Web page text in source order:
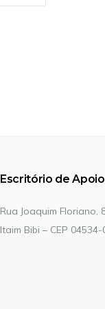
Escritório de
Rua Joaquim Floriano,
Itaim Bibi – CEP